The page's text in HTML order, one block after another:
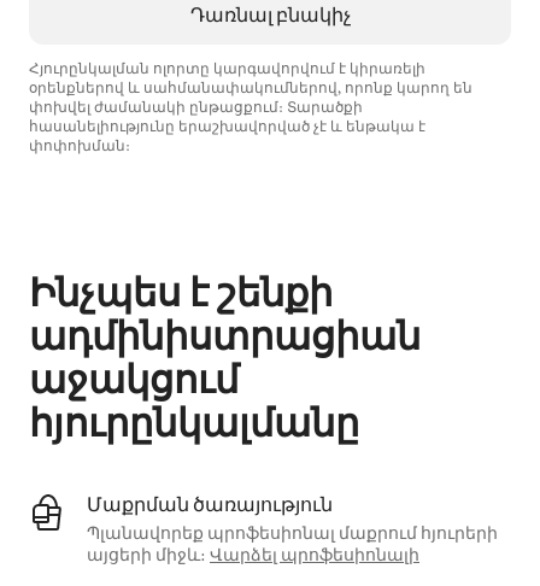
Դառնալ բնակիչ
Հյուրընկալման ոլորտը կարգավորվում է կիրառելի
օրենքներով և սահմանափակումներով, որոնք կարող են
փոխվել ժամանակի ընթացքում։ Տարածքի
հասանելիությունը երաշխավորված չէ և ենթակա է
փոփոխման։
Ինչպես է շենքի
ադմինիստրացիան
աջակցում
հյուրընկալմանը
Մաքրման ծառայություն
Պլանավորեք պրոֆեսիոնալ մաքրում հյուրերի
այցերի միջև։ Վարձել պրոֆեսիոնալի